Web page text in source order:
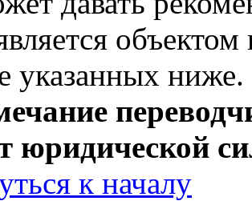
указанных ниже.
юридической
к началу